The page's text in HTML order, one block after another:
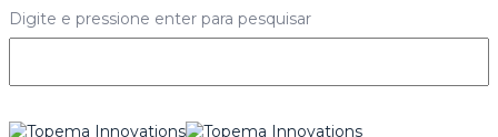
Digite e pressione enter para pesquisar